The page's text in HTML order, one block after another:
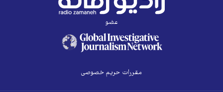
عضو
مقررات حریم خصوصی